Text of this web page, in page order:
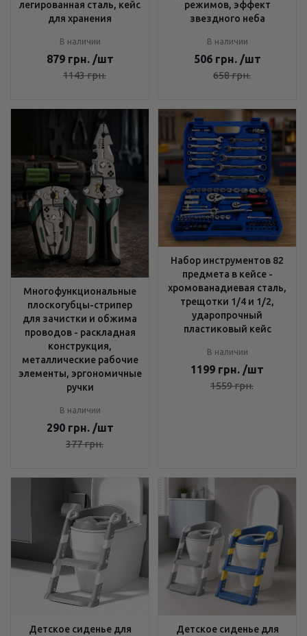
легированная сталь, кейс
для хранения
В наличии
879 грн. /шт
1143грн.
режимов, эффект
звездного неба
В наличии
506 грн. /шт
658грн.
Многофункциональные
плоскогубцы-стрипер
для зачистки и обжима
проводов - раскладная
конструкция,
металлические рабочие
элементы, эргономичные
ручки
В наличии
290 грн. /шт
377грн.
Набор инструментов 82
предмета в кейсе -
хромованадиевая сталь,
трещотки 1/4 и 1/2,
ударопрочный
пластиковый кейс
В наличии
1199 грн. /шт
1559грн.
Детское сиденье для
Детское сиденье для